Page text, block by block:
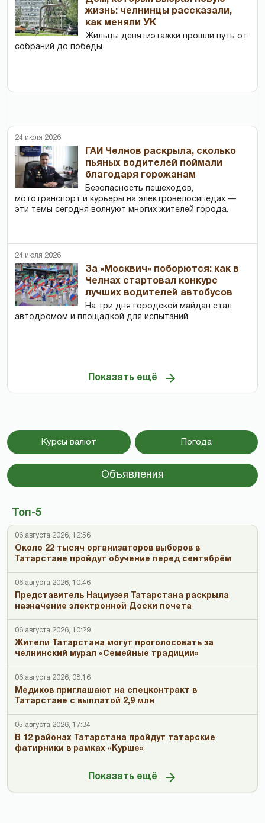
жизнь: челнинцы рассказали,
как меняли УК
Жильцы девятиэтажки прошли путь от
собраний до победы
24 июля 2026
ГАИ Челнов раскрыла, сколько
пьяных водителей поймали
благодаря горожанам
Безопасность пешеходов,
мототранспорт и курьеры на электровелосипедах —
эти темы сегодня волнуют многих жителей города.
24 июля 2026
За «Москвич» поборются: как в
Челнах стартовал конкурс
лучших водителей автобусов
На три дня городской майдан стал
автодромом и площадкой для испытаний
Показать ещё
Курсы валют Погода
Объявления
Топ-5
06 августа 2026, 12:56
Около 22 тысяч организаторов выборов в
Татарстане пройдут обучение перед сентябрём
06 августа 2026, 10:46
Представитель Нацмузея Татарстана раскрыла
назначение электронной Доски почета
06 августа 2026, 10:29
Жители Татарстана могут проголосовать за
челнинский мурал «Семейные традиции»
06 августа 2026, 08:16
Медиков приглашают на спецконтракт в
Татарстане с выплатой 2,9 млн
05 августа 2026, 17:34
В 12 районах Татарстана пройдут татарские
фатирники в рамках «Курше»
Показать ещё